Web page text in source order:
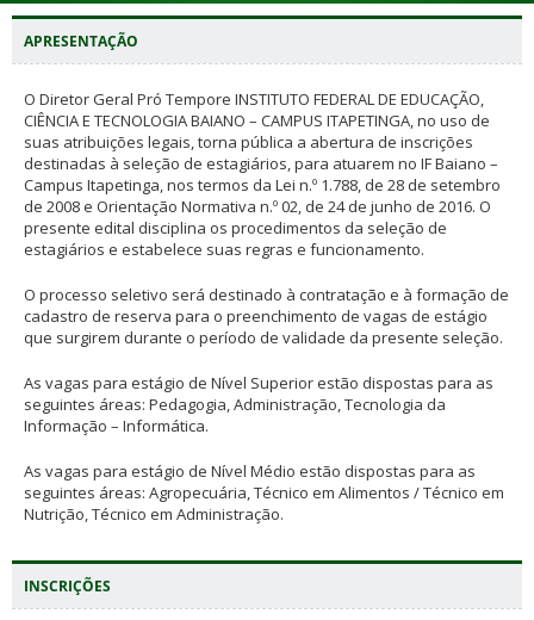
APRESENTAÇÃO
O Diretor Geral Pró Tempore INSTITUTO FEDERAL DE EDUCAÇÃO,
CIÊNCIA E TECNOLOGIA BAIANO – CAMPUS ITAPETINGA, no uso de
suas atribuições legais, torna pública a abertura de inscrições
destinadas à seleção de estagiários, para atuarem no IF Baiano –
Campus Itapetinga, nos termos da Lei n.º 1.788, de 28 de setembro
de 2008 e Orientação Normativa n.º 02, de 24 de junho de 2016. O
presente edital disciplina os procedimentos da seleção de
estagiários e estabelece suas regras e funcionamento.
O processo seletivo será destinado à contratação e à formação de
cadastro de reserva para o preenchimento de vagas de estágio
que surgirem durante o período de validade da presente seleção.
As vagas para estágio de Nível Superior estão dispostas para as
seguintes áreas: Pedagogia, Administração, Tecnologia da
Informação – Informática.
As vagas para estágio de Nível Médio estão dispostas para as
seguintes áreas: Agropecuária, Técnico em Alimentos / Técnico em
Nutrição, Técnico em Administração.
INSCRIÇÕES